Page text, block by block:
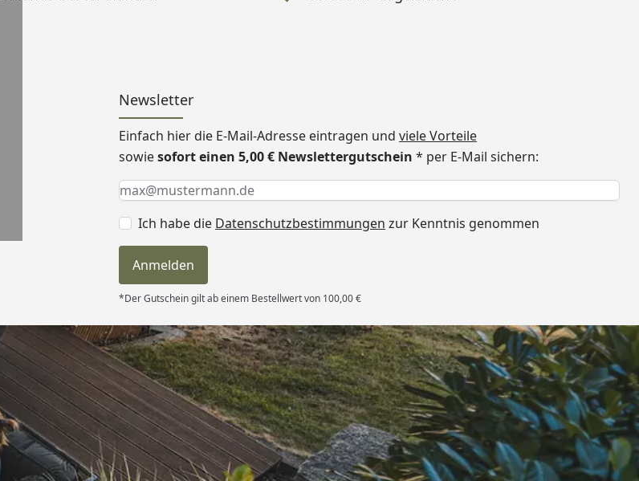
Newsletter
Einfach hier die E-Mail-Adresse eintragen und viele Vorteile
sowiesofort einen 5,00 € Newslettergutschein * per E-Mail sichern:
Keine Eingabe erforderlich
Eingabe erforderlich
E-Mail *
Ich habe die Datenschutzbestimmungen zur Kenntnis genommen
Anmelden
*Der Gutschein gilt ab einem Bestellwert von 100,00 €
Versand